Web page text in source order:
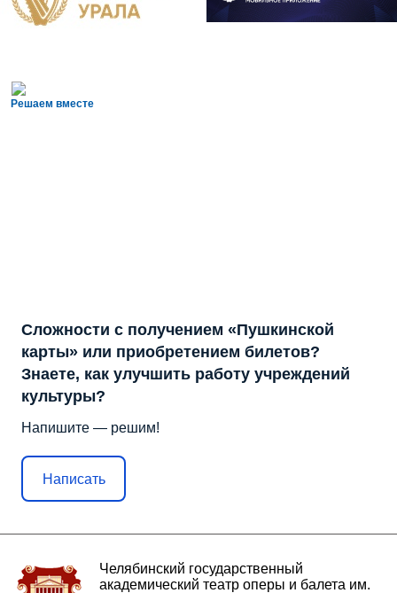
Решаем вместе
Сложности с получением «Пушкинской
карты» или приобретением билетов?
Знаете, как улучшить работу учреждений
культуры?
Напишите — решим!
Написать
Челябинский государственный
академический театр оперы и балета им.